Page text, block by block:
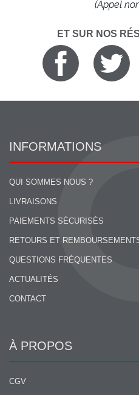
(Appel
ET SUR NOS
INFORMATIONS
QUI SOMMES NOUS ?
LIVRAISONS
PAIEMENTS SÉCURISÉS
RETOURS ET
QUESTIONS FRÉQUENTES
ACTUALITÉS
CONTACT
À PROPOS
CGV